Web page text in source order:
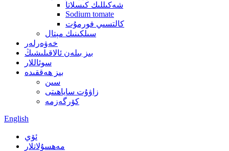
شەكىللىك كىسلاتا
Sodium tomate
كالتسىي فورمۇت
سىلكىنىك مېتال
خەۋەرلەر
بىز بىلەن ئالاقىلىشىڭ
سوئاللار
بىز ھەققىدە
سىن
زاۋۇت ساياھىتى
كۆرگەزمە
English
ئۆي
مەھسۇلاتلار